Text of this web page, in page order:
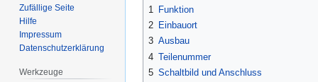
1
Funktion
2 Einbauort
3 Ausbau
4 Teilenummer
5 Schaltbild und Anschluss
Zufällige Seite
Hilfe
Impressum
Datenschutzerklärung
Werkzeuge